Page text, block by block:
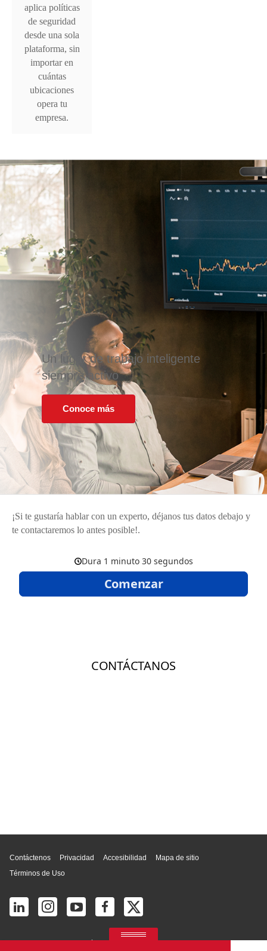
aplica políticas
de seguridad
desde una sola
plataforma, sin
importar en
cuántas
ubicaciones
opera tu
empresa.
Un lugar de trabajo inteligente
siempre activo
Conoce más
¡Si te gustaría hablar con un experto, déjanos tus datos debajo y
te contactaremos lo antes posible!.
Contáctenos Privacidad Accesibilidad
Mapa de sitio
Términos de Uso
© 2026 Ricoh América Latina, Inc. Todos los derechos reservados.